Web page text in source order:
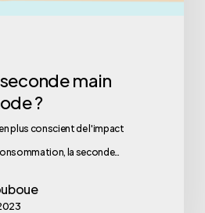
main
?
plus conscient de l'impact
la seconde…